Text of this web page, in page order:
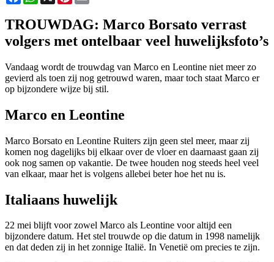
TROUWDAG: Marco Borsato verrast
volgers met ontelbaar veel huwelijksfoto’s
Vandaag wordt de trouwdag van Marco en Leontine niet meer zo
gevierd als toen zij nog getrouwd waren, maar toch staat Marco er
op bijzondere wijze bij stil.
Marco en Leontine
Marco Borsato en Leontine Ruiters zijn geen stel meer, maar zij
komen nog dagelijks bij elkaar over de vloer en daarnaast gaan zij
ook nog samen op vakantie. De twee houden nog steeds heel veel
van elkaar, maar het is volgens allebei beter hoe het nu is.
Italiaans huwelijk
22 mei blijft voor zowel Marco als Leontine voor altijd een
bijzondere datum. Het stel trouwde op die datum in 1998 namelijk
en dat deden zij in het zonnige Italië. In Venetië om precies te zijn.